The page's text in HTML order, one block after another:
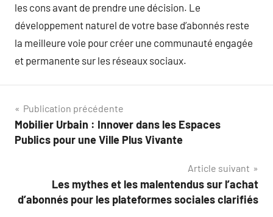
les cons avant de prendre une décision. Le
développement naturel de votre base d’abonnés reste
la meilleure voie pour créer une communauté engagée
et permanente sur les réseaux sociaux.
Navigation
de
Publication précédente
Mobilier Urbain : Innover dans les Espaces
Publics pour une Ville Plus Vivante
Article suivant
Les mythes et les malentendus sur l’achat
d’abonnés pour les plateformes sociales clarifiés